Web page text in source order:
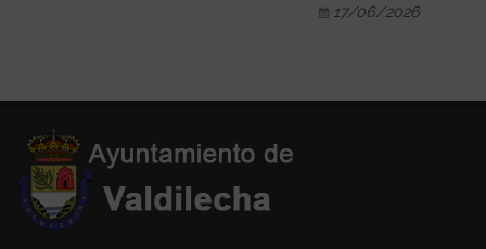
17/06/2026